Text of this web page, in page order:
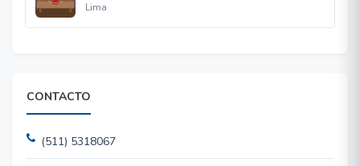
Lima
CONTACTO
(511) 5318067